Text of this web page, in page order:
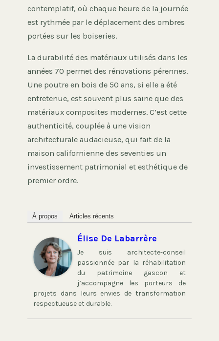
contemplatif, où chaque heure de la journée
est rythmée par le déplacement des ombres
portées sur les boiseries.
La durabilité des matériaux utilisés dans les
années 70 permet des rénovations pérennes.
Une poutre en bois de 50 ans, si elle a été
entretenue, est souvent plus saine que des
matériaux composites modernes. C’est cette
authenticité, couplée à une vision
architecturale audacieuse, qui fait de la
maison californienne des seventies un
investissement patrimonial et esthétique de
premier ordre.
À propos Articles récents
Élise De Labarrère
Je suis architecte-conseil
passionnée par la réhabilitation
du patrimoine gascon et
j’accompagne les porteurs de
projets dans leurs envies de transformation
respectueuse et durable.